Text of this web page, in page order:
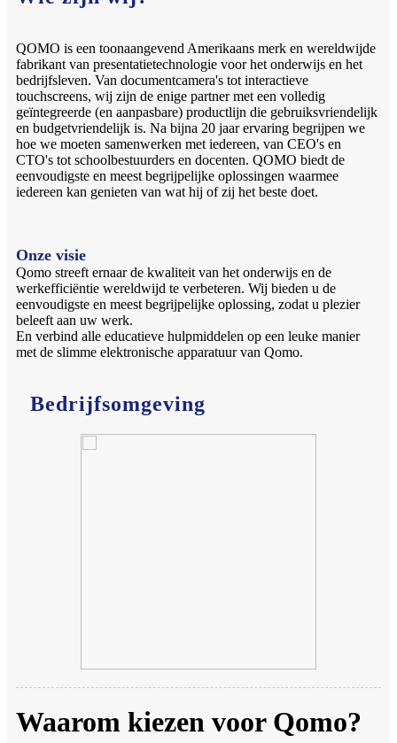
QOMO is een toonaangevend Amerikaans merk en wereldwijde
fabrikant van presentatietechnologie voor het onderwijs en het
bedrijfsleven. Van documentcamera's tot interactieve
touchscreens, wij zijn de enige partner met een volledig
geïntegreerde (en aanpasbare) productlijn die gebruiksvriendelijk
en budgetvriendelijk is. Na bijna 20 jaar ervaring begrijpen we
hoe we moeten samenwerken met iedereen, van CEO's en
CTO's tot schoolbestuurders en docenten. QOMO biedt de
eenvoudigste en meest begrijpelijke oplossingen waarmee
iedereen kan genieten van wat hij of zij het beste doet.
Onze visie
Qomo streeft ernaar de kwaliteit van het onderwijs en de
werkefficiëntie wereldwijd te verbeteren. Wij bieden u de
eenvoudigste en meest begrijpelijke oplossing, zodat u plezier
beleeft aan uw werk.
En verbind alle educatieve hulpmiddelen op een leuke manier
met de slimme elektronische apparatuur van Qomo.
Bedrijfsomgeving
Waarom kiezen voor Qomo?